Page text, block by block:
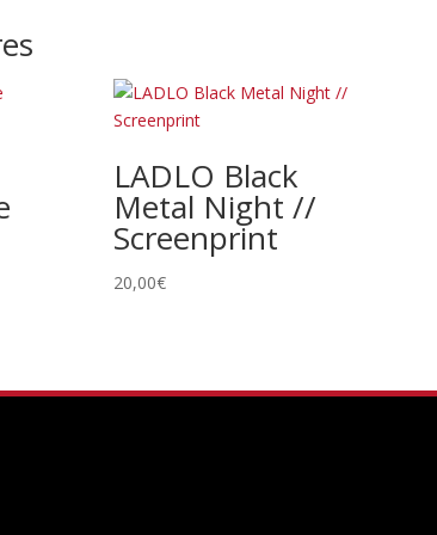
LADLO Black
Metal Night //
Screenprint
20,00€